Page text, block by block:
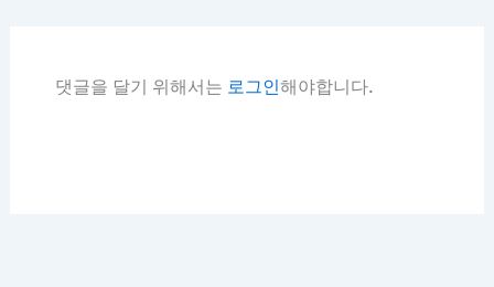
댓글을 달기 위해서는 로그인해야합니다.